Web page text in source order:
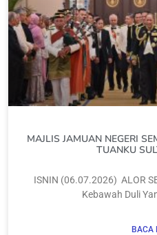
MAJLIS JAMUAN NEGERI
TUANKU
‎ISNIN (06.07.2026) ‎ ‎ALOR
Kebawah Duli
BACA